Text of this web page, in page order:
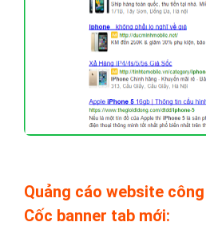
Quảng cáo website
Cốc banner tab mới: